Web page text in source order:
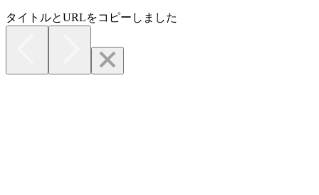
タイトルとURLをコピーしました